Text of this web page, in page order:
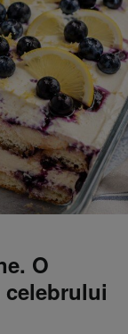
O
celebrului